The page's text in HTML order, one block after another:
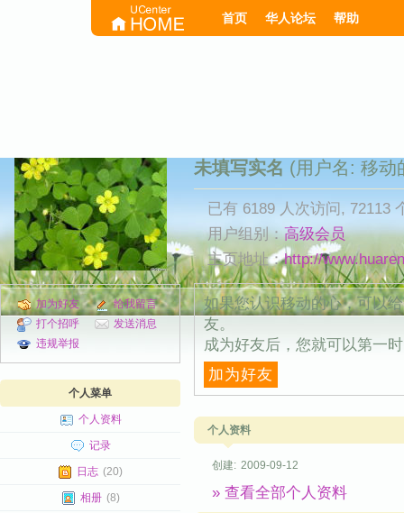
首页 华人论坛 帮助
加为好友
给我留言
打个招呼
发送消息
违规举报
个人菜单
个人资料
记录
日志 (20)
相册 (8)
未填写实名 (用户名: 移动
已有 6189 人次访问, 72113
用户组别：高级会员
主页地址：http://
如果您认识移动的心，可以
友。
成为好友后，您就可以第一
加为好友
个人资料
创建: 2009-09-12
» 查看全部个人资料